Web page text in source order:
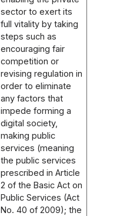
sector to exert its
full vitality by taking
steps such as
encouraging fair
competition or
revising regulation in
order to eliminate
any factors that
impede forming a
digital society,
making public
services (meaning
the public services
prescribed in Article
2 of the Basic Act on
Public Services (Act
No. 40 of 2009); the